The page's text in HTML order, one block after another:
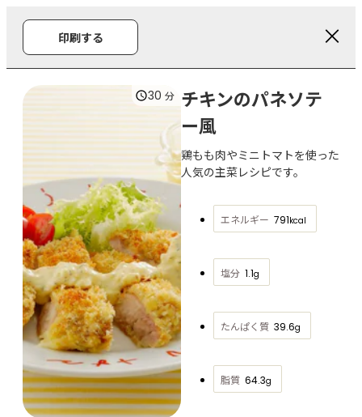
印刷する
30 分 チキンのパネソテ
ー風
鶏もも肉やミニトマトを使った
人気の主菜レシピです。
エネルギー 791kcal
塩分 1.1g
たんぱく質 39.6g
脂質 64.3g